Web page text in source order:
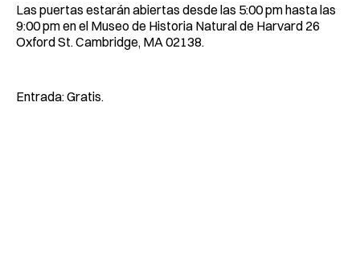
Las puertas estarán abiertas desde las 5:00 pm hasta las
9:00 pm en el Museo de Historia Natural de Harvard 26
Oxford St. Cambridge, MA 02138.
Entrada: Gratis.